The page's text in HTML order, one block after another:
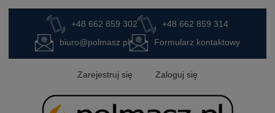
+48 662 859 302
+48 662 859 314
biuro@polmasz.pl
Formularz kontaktowy
Zarejestruj się Zaloguj się